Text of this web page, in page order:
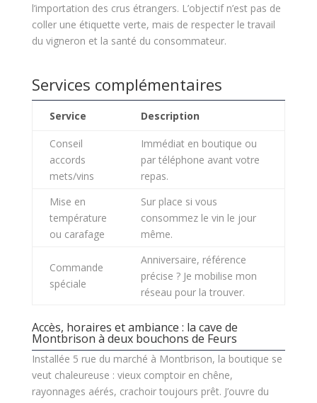
l’importation des crus étrangers. L’objectif n’est pas de
coller une étiquette verte, mais de respecter le travail
du vigneron et la santé du consommateur.
Services complémentaires
Service Description
Conseil
accords
mets/vins
Immédiat en boutique ou
par téléphone avant votre
repas.
Mise en
température
ou carafage
Sur place si vous
consommez le vin le jour
même.
Commande
spéciale
Anniversaire, référence
précise ? Je mobilise mon
réseau pour la trouver.
Accès, horaires et ambiance : la cave de
Montbrison à deux bouchons de Feurs
Installée 5 rue du marché à Montbrison, la boutique se
veut chaleureuse : vieux comptoir en chêne,
rayonnages aérés, crachoir toujours prêt. J’ouvre du